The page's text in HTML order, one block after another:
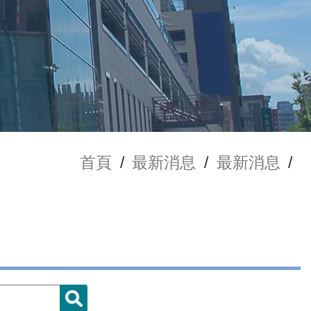
首頁 / 最新消息 / 最新消息 /